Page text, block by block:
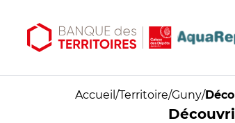
Accueil /Territoire/Guny/